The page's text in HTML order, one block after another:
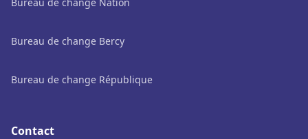
Bureau de change Bercy
Bureau de change République
Contact